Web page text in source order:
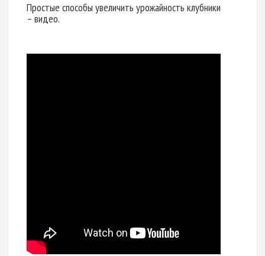
Простые способы увеличить урожайность клубники
– видео.